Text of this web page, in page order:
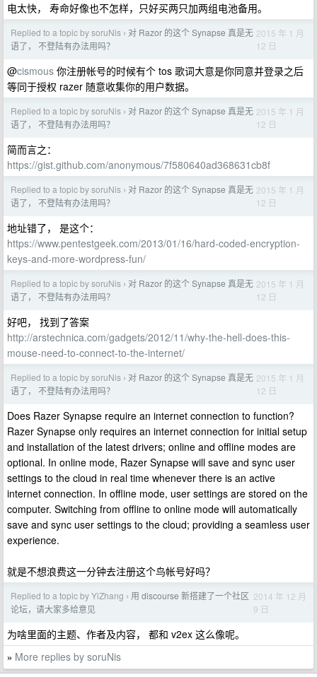
电太快， 寿命好像也不怎样，只好买两只加两组电池备用。
Replied to a topic by soruNis › 对 Razor 的这个 Synapse 真是无
语了， 不登陆有办法用吗？
2015 年 1 月
12 日
@cismous 你注册帐号的时候有个 tos 歌词大意是你同意并登录之后
等同于授权 razer 随意收集你的用户数据。
Replied to a topic by soruNis › 对 Razor 的这个 Synapse 真是无
语了， 不登陆有办法用吗？
2015 年 1 月
12 日
简而言之：
https://gist.github.com/anonymous/7f580640ad368631cb8f
Replied to a topic by soruNis › 对 Razor 的这个 Synapse 真是无
语了， 不登陆有办法用吗？
2015 年 1 月
12 日
地址错了， 是这个：
https://www.pentestgeek.com/2013/01/16/hard-coded-encryption-
keys-and-more-wordpress-fun/
Replied to a topic by soruNis › 对 Razor 的这个 Synapse 真是无
语了， 不登陆有办法用吗？
2015 年 1 月
12 日
好吧， 找到了答案
http://arstechnica.com/gadgets/2012/11/why-the-hell-does-this-
mouse-need-to-connect-to-the-internet/
Replied to a topic by soruNis › 对 Razor 的这个 Synapse 真是无
语了， 不登陆有办法用吗？
2015 年 1 月
12 日
Does Razer Synapse require an internet connection to function?
Razer Synapse only requires an internet connection for initial setup
and installation of the latest drivers; online and offline modes are
optional. In online mode, Razer Synapse will save and sync user
settings to the cloud in real time whenever there is an active
internet connection. In offline mode, user settings are stored on the
computer. Switching from offline to online mode will automatically
save and sync user settings to the cloud; providing a seamless user
experience.
就是不想浪费这一分钟去注册这个鸟帐号好吗？
Replied to a topic by YiZhang › 用 discourse 新搭建了一个社区
论坛，请大家多给意见
2014 年 12 月
9 日
为啥里面的主题、作者及内容， 都和 v2ex 这么像呢。
» More replies by soruNis